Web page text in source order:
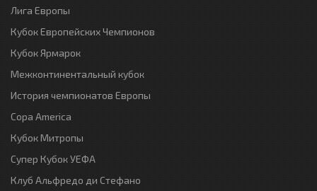
Лига Европы
Кубок Европейских Чемпионов
Кубок Ярмарок
Межконтинентальный кубок
История чемпионатов Европы
Copa America
Кубок Митропы
Супер Кубок УЕФА
Клуб Альфредо ди Стефано